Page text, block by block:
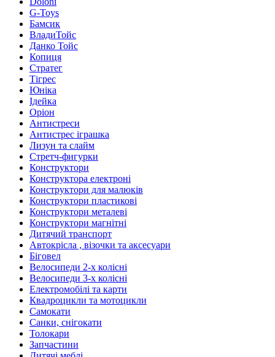
G-Toys
Бамсик
ВладиТойс
Данко Тойс
Копиця
Стратег
Тігрес
Юніка
Ідейка
Оріон
Антистреси
Антистрес іграшка
Лизун та слайм
Стретч-фигурки
Конструктори
Конструктора електроні
Конструктори для малюків
Конструктори пластикові
Конструктори металеві
Конструктори магнітні
Дитячий транспорт
Автокрісла , візочки та аксесуари
Біговел
Велосипеди 2-х колісні
Велосипеди 3-х колісні
Електромобілі та карти
Квадроцикли та мотоцикли
Самокати
Санки, снігокати
Толокари
Запчастини